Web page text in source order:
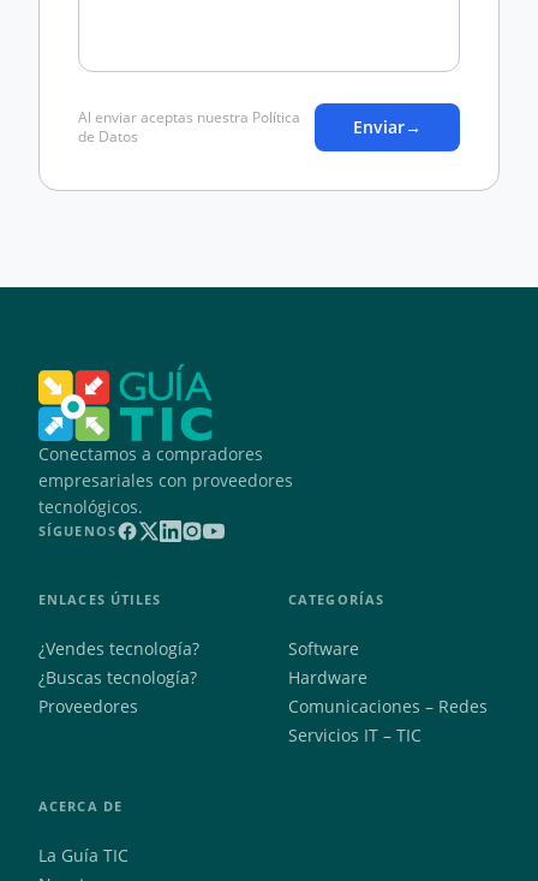
Al enviar aceptas nuestra Política
de Datos
Enviar→
Conectamos a compradores
empresariales con proveedores
tecnológicos.
SÍGUENOS
ENLACES ÚTILES
¿Vendes tecnología?
¿Buscas tecnología?
Proveedores
CATEGORÍAS
Software
Hardware
Comunicaciones – Redes
Servicios IT – TIC
ACERCA DE
La Guía TIC